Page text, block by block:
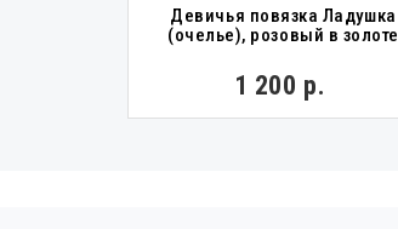
Девичья повязка Ладушка
(очелье), розовый в золоте
1 200 р.